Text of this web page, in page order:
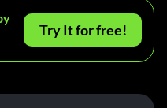
Try It for free!